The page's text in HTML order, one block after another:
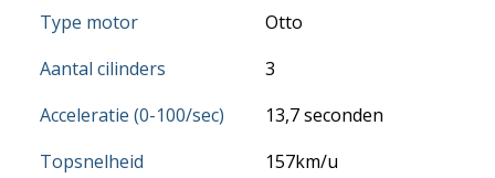
Type motor
Otto
Aantal cilinders
3
Acceleratie (0-100/sec)
13,7 seconden
Topsnelheid
157km/u